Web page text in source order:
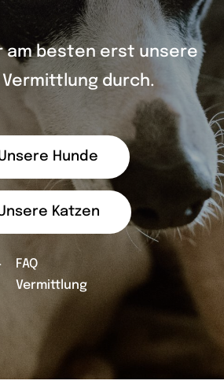
am besten erst unsere
Vermittlung durch.
Hunde
Katzen
FAQ
Vermittlung